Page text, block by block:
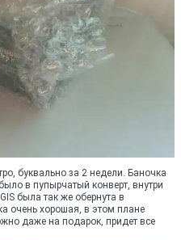
буквально за 2 недели. Баночка
в пупырчатый конверт, внутри
была так же обернута в
очень хорошая, в этом плане
даже на подарок, придет все